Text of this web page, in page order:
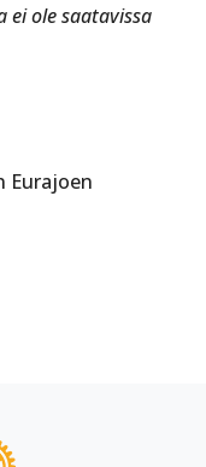
ei ole saatavissa
Eurajoen